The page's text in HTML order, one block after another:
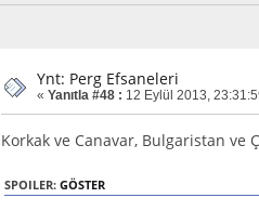
Ynt: Perg Efsaneleri
« Yanıtla #48 : 12 Eylül 2013,
Korkak ve Canavar, Bulgaristan ve
SPOILER: GÖSTER